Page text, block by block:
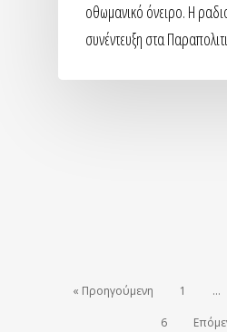
οθωμανικό όνειρο. Η
συνέντευξη στα
« Προηγούμενη 1 …
6